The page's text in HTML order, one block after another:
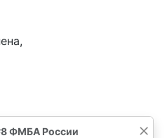
ФМБА России